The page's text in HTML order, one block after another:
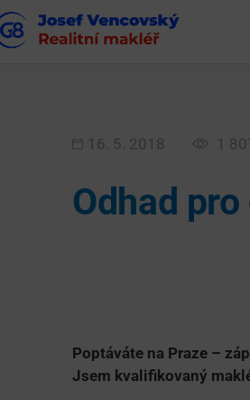
16. 5. 2018 1
Odhad
Poptáváte na Praze –
Jsem kvalifikovaný